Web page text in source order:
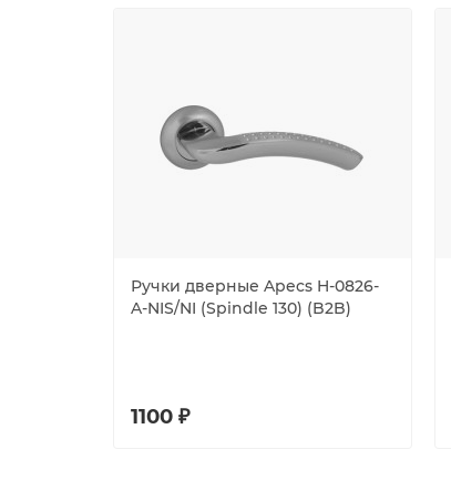
Ручки дверные Apecs H-0826-
A-NIS/NI (Spindle 130) (B2B)
1100 ₽